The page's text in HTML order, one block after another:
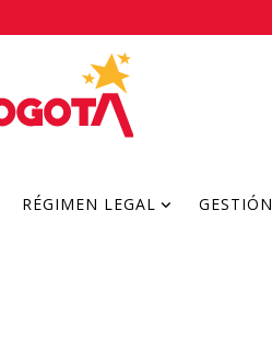
RÉGIMEN LEGAL GESTIÓN